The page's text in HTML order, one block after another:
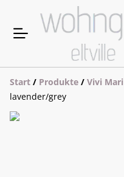
Start / Produkte / Vivi Mari
lavender/grey